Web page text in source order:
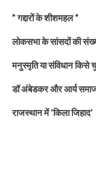
” गद्दारों के शीशमहल “
लोकसभा के सांसदों की
मनुस्मृति या संविधान किसे
डॉ अंबेडकर और आर्य समाज
राजस्थान में ‘किला जिहाद’